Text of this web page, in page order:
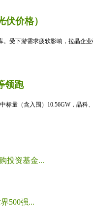
价格）
受下游需求疲软影响，拉晶企
领跑
量（含入围）10.56GW，晶科
投资基金...
500强...